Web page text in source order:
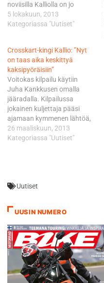
noviisilla Kalliolla on jo
takanaan yksi voitto.
Päätyönään
ajava Kallio on ollut kauden
aikana mukana kolmessa
osakilpailussa, oman Moto2-
luokan ohjelmansa lomassa.
- Kausi on mennyt ihan
hienosti. Oman kiireisen
kisaohjelmani lomassa olen
päässyt osallistumaan vain…
5 lokakuun, 2013
Kategoriassa "Uutiset"
Crosskart-kingi Kallio: ”Nyt
on taas aika keskittyä
kaksipyöräisiin”
Voitokas kilpailu käytiin
Juha Kankkusen omalla
jääradalla. Kilpailussa
jokainen kuljettaja pääsi
ajamaan kymmenen lähtöä,
jotka ajettiin mies miestä
vastaan neljän auton
Yhteistuloksissa suoritukset
ykkössijaa, kakkossijan
mennessä sarjaa johtavalle
Kai Eklundille. Kolmannelle
sijalle ylsi Riku Kankkunen,…
26 maaliskuun, 2013
Kategoriassa "Uutiset"
Uutiset
UUSIN NUMERO